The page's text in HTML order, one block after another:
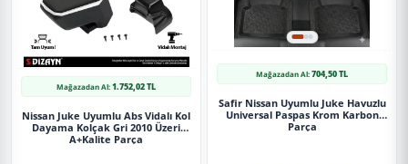
Mağazadan Al:1.752,02 TL
Nissan Juke Uyumlu Abs Vidalı Kol
Dayama Kolçak Gri 2010 Üzeri
A+Kalite Parça
Mağazadan Al:704,50 TL
Safir Nissan Uyumlu Juke Havuzlu
Universal Paspas Krom Karbon
Parça